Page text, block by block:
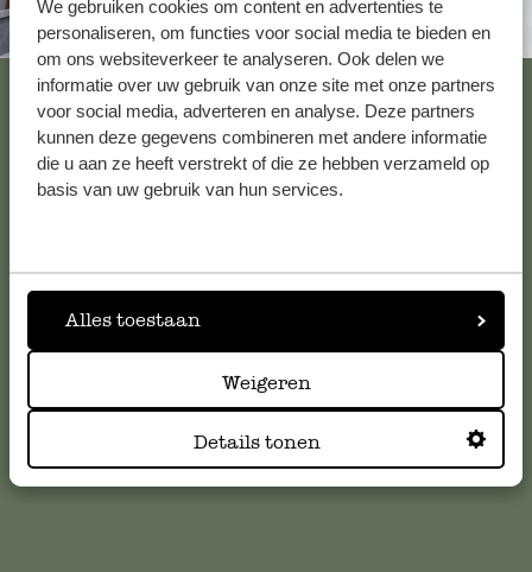
We gebruiken cookies om content en advertenties te
personaliseren, om functies voor social media te bieden en
om ons websiteverkeer te analyseren. Ook delen we
informatie over uw gebruik van onze site met onze partners
voor social media, adverteren en analyse. Deze partners
kunnen deze gegevens combineren met andere informatie
die u aan ze heeft verstrekt of die ze hebben verzameld op
basis van uw gebruik van hun services.
Alles toestaan
Weigeren
Details tonen
Altijd in de buurt
Bekijk alle 62 winkels
Klantenservice
klantenservice. Of bekijk hier het antwoord op de
klantenservice@dille-kamille.com
Online Klantenservice
stolp. zo blijft alles verse en staat mooi
12 november 2025
Enkel een score, geen toelichting
24 december 2024
Hoe het product is ingeoakt
29 augustus 2025
Hoe het product is ingepakt in